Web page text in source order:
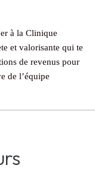
à la Clinique
et valorisante qui te
de revenus pour
de l’équipe